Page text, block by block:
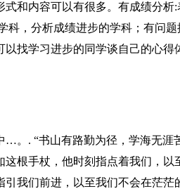
和内容可以有很多。有成绩分析:
科，分析成绩进步的学科；有问
找学习进步的同学谈自己的心得
。. “书山有路勤为径，学海无涯
根手杖，他时刻指点着我们，以
我们前进，以至我们不会在茫茫